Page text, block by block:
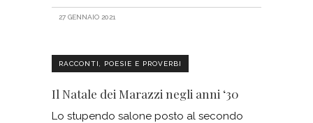
27 GENNAIO 2021
RACCONTI, POESIE E PROVERBI
Il Natale dei Marazzi negli anni ‘30
Lo stupendo salone posto al secondo